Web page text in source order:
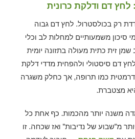
דם ודלקת כרונית
רק בכולסטרול. לחץ דם גבוה
סיכון משמעותיים למחלות לב וכלי
שמן זית כתית מעולה בתזונה יומית
דם סיסטולי ולהפחית מדדי דלקת
כמו תרופה, אך כחלק משגרה
מצטברת.
משנה יותר מהכמות. כף אחת כל
מ”שבוע של נדיבות” ואז שכחה. זו